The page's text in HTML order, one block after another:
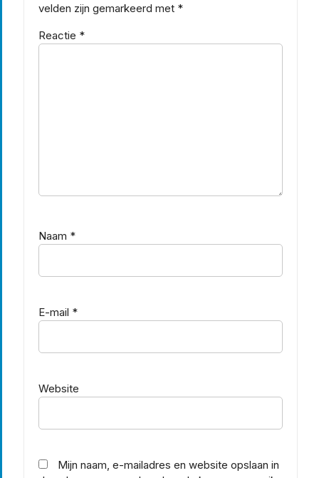
velden zijn gemarkeerd met *
Reactie *
Naam *
E-mail *
Website
Mijn naam, e-mailadres en website opslaan in